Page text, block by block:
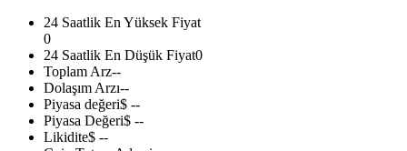
24 Saatlik En Yüksek Fiyat
0
24 Saatlik En Düşük Fiyat0
Toplam Arz--
Dolaşım Arzı--
Piyasa değeri$ --
Piyasa Değeri$ --
Likidite$ --